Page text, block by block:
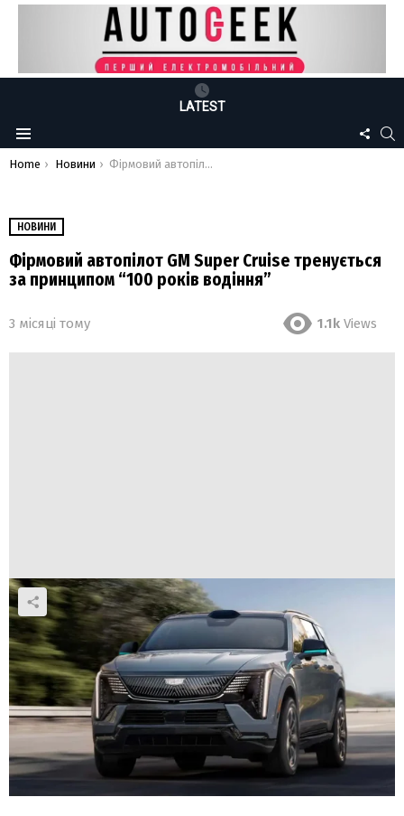
LATEST
Menu
US
You are here:
Home Новини Фірмовий автопілот GM Super Cruise тренується за принципом “100 років водіння”
НОВИНИ
Фірмовий автопілот GM Super Cruise тренується
за принципом “100 років водіння”
3 місяці тому 1.1k Views